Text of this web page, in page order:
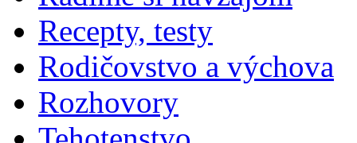
Recepty, testy
Rodičovstvo a výchova
Rozhovory